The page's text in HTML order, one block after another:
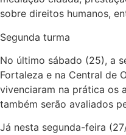
sobre direitos humanos,
Segunda turma
No último sábado (25), a
Fortaleza e na Central de
vivenciaram na prática os
também serão avaliados
Já nesta segunda-feira